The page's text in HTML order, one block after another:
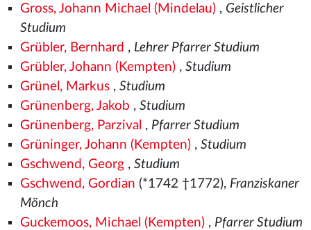
Gross, Johann Michael (Mindelau), Geistlicher
Studium
Grübler, Bernhard , Lehrer Pfarrer Studium
Grübler, Johann (Kempten), Studium
Grünel, Markus, Studium
Grünenberg, Jakob , Studium
Grünenberg, Parzival , Pfarrer Studium
Grüninger, Johann (Kempten), Studium
Gschwend, Georg, Studium
Gschwend, Gordian (*1742 †1772), Franziskaner
Mönch
Guckemoos, Michael (Kempten), Pfarrer Studium